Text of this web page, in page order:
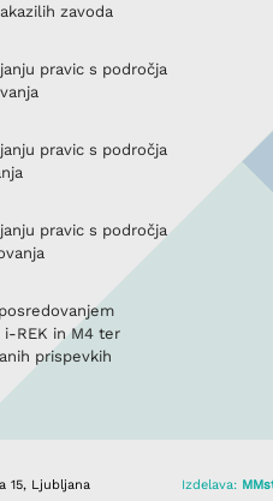
zavoda
pravic s področja
pravic s področja
pravic s področja
i-REK in M4 ter
prispevkih
15, Ljubljana
Izdelava: